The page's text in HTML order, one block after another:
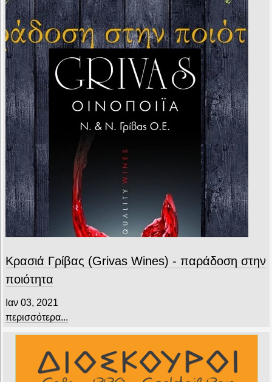
Κρασιά Γρίβας (Grivas Wines) - παράδοση στην
ποιότητα
Ιαν 03, 2021
περισσότερα...